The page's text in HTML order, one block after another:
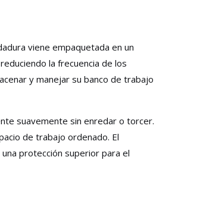
viene empaquetada en un
la frecuencia de los
y manejar su banco de trabajo
suavemente sin enredar o torcer.
de trabajo ordenado. El
protección superior para el